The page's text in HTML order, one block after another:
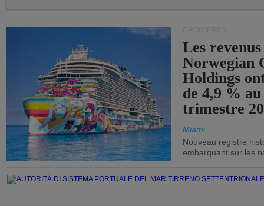
Les
Norwegian
Holdings
de 4,9 %
trimestre
Miami
Nouveau registre
embarquant sur les